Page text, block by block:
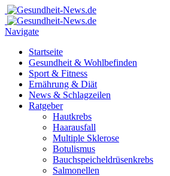
Navigate
Startseite
Gesundheit & Wohlbefinden
Sport & Fitness
Ernährung & Diät
News & Schlagzeilen
Ratgeber
Hautkrebs
Haarausfall
Multiple Sklerose
Botulismus
Bauchspeicheldrüsenkrebs
Salmonellen